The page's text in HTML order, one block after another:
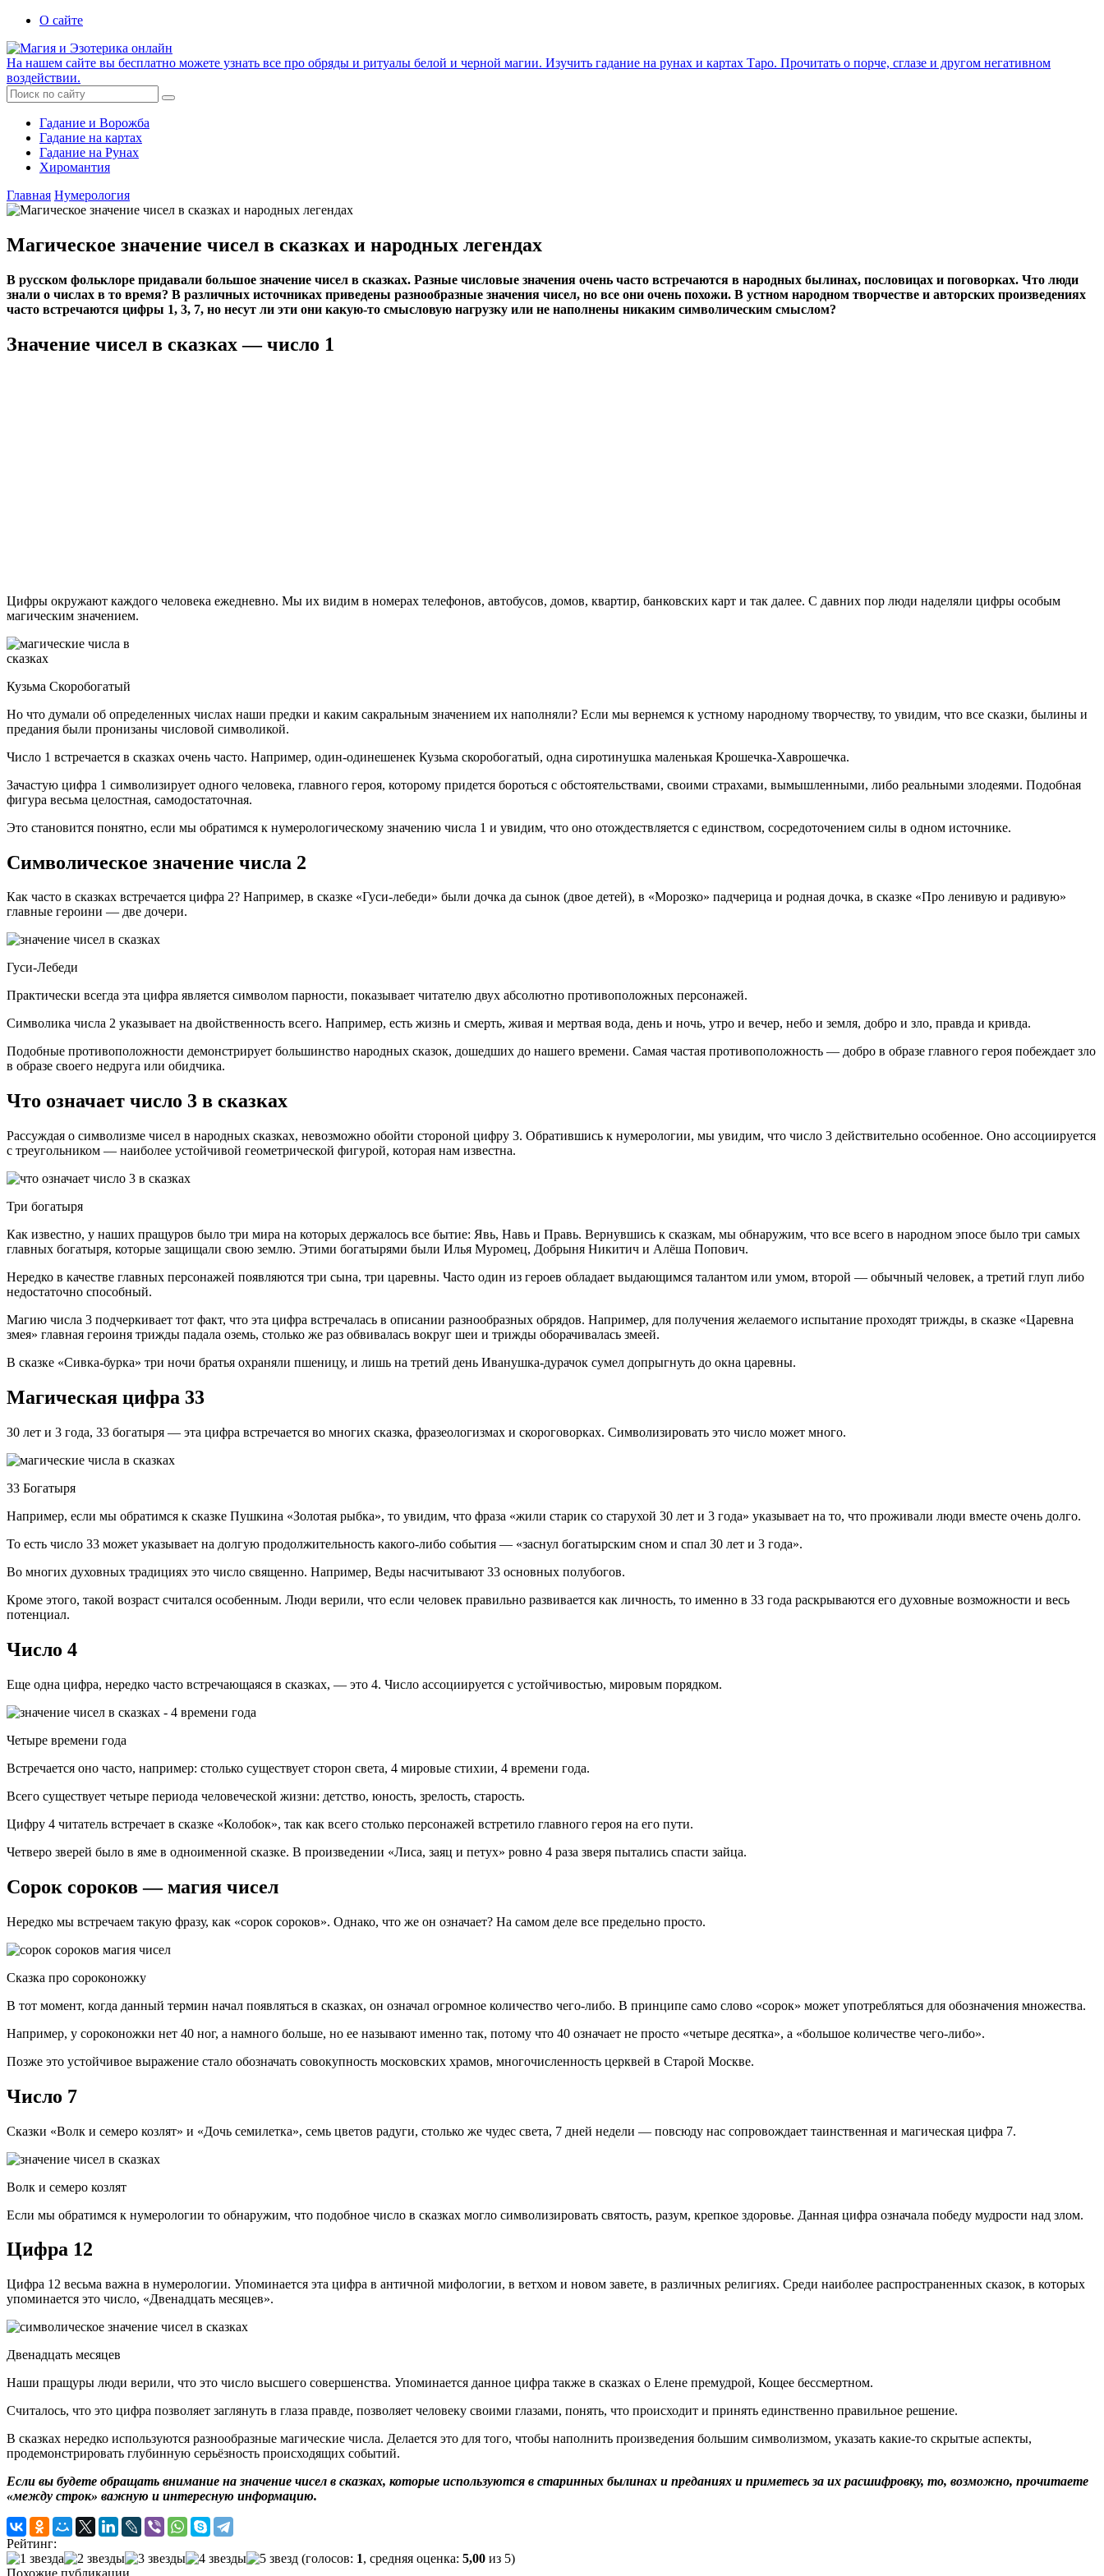
О сайте
На нашем сайте вы бесплатно можете узнать все про обряды и ритуалы белой и черной магии. Изучить гадание на рунах и картах Таро. Прочитать о порче, сглазе и другом негативном
воздействии.
Гадание и Ворожба
Гадание на картах
Гадание на Рунах
Хиромантия
Главная Нумерология
Магическое значение чисел в сказках и народных легендах
В русском фольклоре придавали большое значение чисел в сказках. Разные числовые значения очень часто встречаются в народных былинах, пословицах и поговорках. Что люди
знали о числах в то время? В различных источниках приведены разнообразные значения чисел, но все они очень похожи. В устном народном творчестве и авторских произведениях
часто встречаются цифры 1, 3, 7, но несут ли эти они какую-то смысловую нагрузку или не наполнены никаким символическим смыслом?
Значение чисел в сказках — число 1
Цифры окружают каждого человека ежедневно. Мы их видим в номерах телефонов, автобусов, домов, квартир, банковских карт и так далее. С давних пор люди наделяли цифры особым
магическим значением.
Кузьма Скоробогатый
Но что думали об определенных числах наши предки и каким сакральным значением их наполняли? Если мы вернемся к устному народному творчеству, то увидим, что все сказки, былины и
предания были пронизаны числовой символикой.
Число 1 встречается в сказках очень часто. Например, один-одинешенек Кузьма скоробогатый, одна сиротинушка маленькая Крошечка-Хаврошечка.
Зачастую цифра 1 символизирует одного человека, главного героя, которому придется бороться с обстоятельствами, своими страхами, вымышленными, либо реальными злодеями. Подобная
фигура весьма целостная, самодостаточная.
Это становится понятно, если мы обратимся к нумерологическому значению числа 1 и увидим, что оно отождествляется с единством, сосредоточением силы в одном источнике.
Символическое значение числа 2
Как часто в сказках встречается цифра 2? Например, в сказке «Гуси-лебеди» были дочка да сынок (двое детей), в «Морозко» падчерица и родная дочка, в сказке «Про ленивую и радивую»
главные героини — две дочери.
Гуси-Лебеди
Практически всегда эта цифра является символом парности, показывает читателю двух абсолютно противоположных персонажей.
Символика числа 2 указывает на двойственность всего. Например, есть жизнь и смерть, живая и мертвая вода, день и ночь, утро и вечер, небо и земля, добро и зло, правда и кривда.
Подобные противоположности демонстрирует большинство народных сказок, дошедших до нашего времени. Самая частая противоположность — добро в образе главного героя побеждает зло
в образе своего недруга или обидчика.
Что означает число 3 в сказках
Рассуждая о символизме чисел в народных сказках, невозможно обойти стороной цифру 3. Обратившись к нумерологии, мы увидим, что число 3 действительно особенное. Оно ассоциируется
с треугольником — наиболее устойчивой геометрической фигурой, которая нам известна.
Три богатыря
Как известно, у наших пращуров было три мира на которых держалось все бытие: Явь, Навь и Правь. Вернувшись к сказкам, мы обнаружим, что все всего в народном эпосе было три самых
главных богатыря, которые защищали свою землю. Этими богатырями были Илья Муромец, Добрыня Никитич и Алёша Попович.
Нередко в качестве главных персонажей появляются три сына, три царевны. Часто один из героев обладает выдающимся талантом или умом, второй — обычный человек, а третий глуп либо
недостаточно способный.
Магию числа 3 подчеркивает тот факт, что эта цифра встречалась в описании разнообразных обрядов. Например, для получения желаемого испытание проходят трижды, в сказке «Царевна
змея» главная героиня трижды падала оземь, столько же раз обвивалась вокруг шеи и трижды оборачивалась змеей.
В сказке «Сивка-бурка» три ночи братья охраняли пшеницу, и лишь на третий день Иванушка-дурачок сумел допрыгнуть до окна царевны.
Магическая цифра 33
30 лет и 3 года, 33 богатыря — эта цифра встречается во многих сказка, фразеологизмах и скороговорках. Символизировать это число может много.
33 Богатыря
Например, если мы обратимся к сказке Пушкина «Золотая рыбка», то увидим, что фраза «жили старик со старухой 30 лет и 3 года» указывает на то, что проживали люди вместе очень долго.
То есть число 33 может указывает на долгую продолжительность какого-либо события — «заснул богатырским сном и спал 30 лет и 3 года».
Во многих духовных традициях это число священно. Например, Веды насчитывают 33 основных полубогов.
Кроме этого, такой возраст считался особенным. Люди верили, что если человек правильно развивается как личность, то именно в 33 года раскрываются его духовные возможности и весь
потенциал.
Число 4
Еще одна цифра, нередко часто встречающаяся в сказках, — это 4. Число ассоциируется с устойчивостью, мировым порядком.
Четыре времени года
Встречается оно часто, например: столько существует сторон света, 4 мировые стихии, 4 времени года.
Всего существует четыре периода человеческой жизни: детство, юность, зрелость, старость.
Цифру 4 читатель встречает в сказке «Колобок», так как всего столько персонажей встретило главного героя на его пути.
Четверо зверей было в яме в одноименной сказке. В произведении «Лиса, заяц и петух» ровно 4 раза зверя пытались спасти зайца.
Сорок сороков — магия чисел
Нередко мы встречаем такую фразу, как «сорок сороков». Однако, что же он означает? На самом деле все предельно просто.
Сказка про сороконожку
В тот момент, когда данный термин начал появляться в сказках, он означал огромное количество чего-либо. В принципе само слово «сорок» может употребляться для обозначения множества.
Например, у сороконожки нет 40 ног, а намного больше, но ее называют именно так, потому что 40 означает не просто «четыре десятка», а «большое количестве чего-либо».
Позже это устойчивое выражение стало обозначать совокупность московских храмов, многочисленность церквей в Старой Москве.
Число 7
Сказки «Волк и семеро козлят» и «Дочь семилетка», семь цветов радуги, столько же чудес света, 7 дней недели — повсюду нас сопровождает таинственная и магическая цифра 7.
Волк и семеро козлят
Если мы обратимся к нумерологии то обнаружим, что подобное число в сказках могло символизировать святость, разум, крепкое здоровье. Данная цифра означала победу мудрости над злом.
Цифра 12
Цифра 12 весьма важна в нумерологии. Упоминается эта цифра в античной мифологии, в ветхом и новом завете, в различных религиях. Среди наиболее распространенных сказок, в которых
упоминается это число, «Двенадцать месяцев».
Двенадцать месяцев
Наши пращуры люди верили, что это число высшего совершенства. Упоминается данное цифра также в сказках о Елене премудрой, Кощее бессмертном.
Считалось, что это цифра позволяет заглянуть в глаза правде, позволяет человеку своими глазами, понять, что происходит и принять единственно правильное решение.
В сказках нередко используются разнообразные магические числа. Делается это для того, чтобы наполнить произведения большим символизмом, указать какие-то скрытые аспекты,
продемонстрировать глубинную серьёзность происходящих событий.
Если вы будете обращать внимание на значение чисел в сказках, которые используются в старинных былинах и преданиях и приметесь за их расшифровку, то, возможно, прочитаете
«между строк» важную и интересную информацию.
Рейтинг:
(голосов: 1, средняя оценка: 5,00 из 5)